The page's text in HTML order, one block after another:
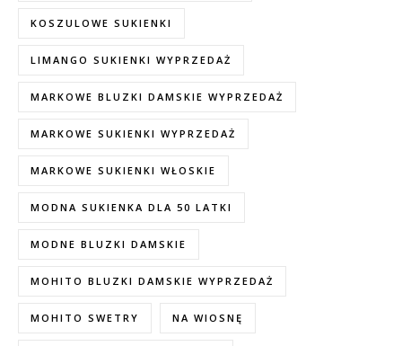
KOSZULOWE SUKIENKI
LIMANGO SUKIENKI WYPRZEDAŻ
MARKOWE BLUZKI DAMSKIE WYPRZEDAŻ
MARKOWE SUKIENKI WYPRZEDAŻ
MARKOWE SUKIENKI WŁOSKIE
MODNA SUKIENKA DLA 50 LATKI
MODNE BLUZKI DAMSKIE
MOHITO BLUZKI DAMSKIE WYPRZEDAŻ
MOHITO SWETRY NA WIOSNĘ